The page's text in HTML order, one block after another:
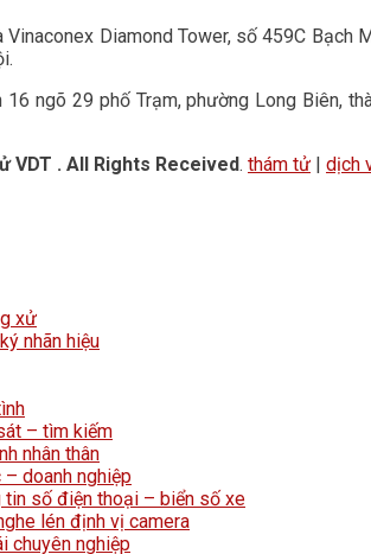
Vinaconex Diamond Tower, số 459C Bạch
ngõ 29 phố Trạm, phường Long Biên,
VDT . All Rights Received. thám tử | dịch
xử
nhãn hiệu
– tìm kiếm
nhân thân
doanh nghiệp
tin số điện thoại – biển số xe
lén định vị camera
chuyên nghiệp